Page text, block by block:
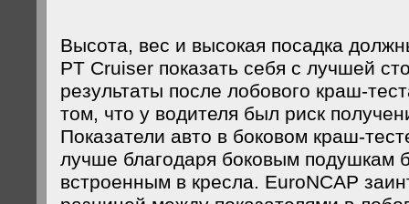
Высота, вес и высокая посадка
PT Cruiser показать себя с лучшей
результаты после лобового краш-
том, что у водителя был риск
Показатели авто в боковом краш-
лучше благодаря боковым подушкам
встроенным в кресла. EuroNCAP